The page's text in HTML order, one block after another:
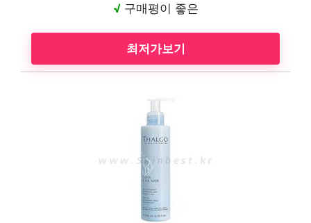
√구매평이 좋은
최저가보기